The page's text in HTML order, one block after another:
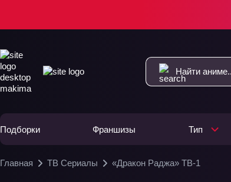
Подборки Франшизы Тип
Главная ТВ Сериалы «Дракон Раджа» ТВ-1